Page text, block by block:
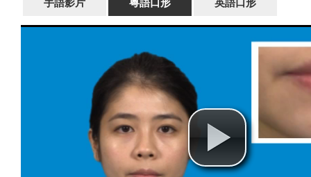
手語影片 粵語口形 英語口形